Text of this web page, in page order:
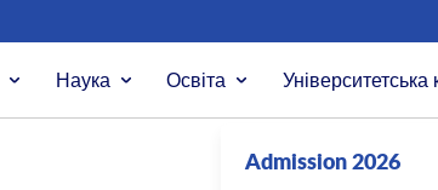
Наука Освіта Університетська
Admission 2026